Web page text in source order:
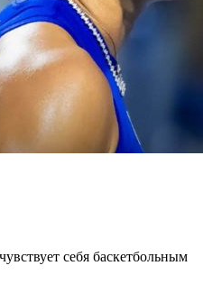
себя баскетбольным